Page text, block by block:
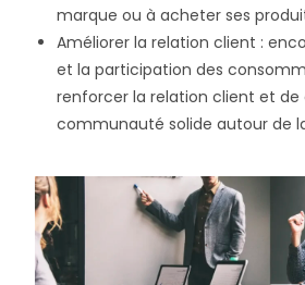
marque ou à acheter ses
Améliorer la relation client :
et la participation des
renforcer la relation client et de
communauté solide autour de